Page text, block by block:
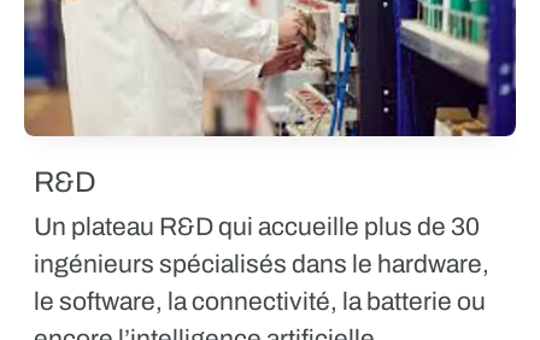
R&D
Un plateau R&Dqui accueille plus de 30
ingénieurs spécialisés dans le hardware,
le software, la connectivité, la batterie ou